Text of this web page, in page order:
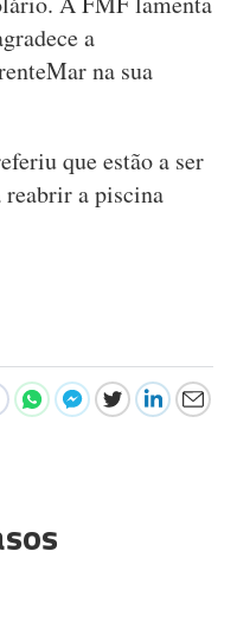
a
na sua
que estão a ser
reabrir a piscina